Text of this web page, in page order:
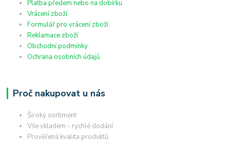
Platba předem nebo na dobírku
Vrácení zboží
Formulář pro vrácení zboží
Reklamace zboží
Obchodní podmínky
Ochrana osobních údajů
Proč nakupovat u nás
Široký sortiment
Vše skladem - rychlé dodání
Prověřená kvalita produktů